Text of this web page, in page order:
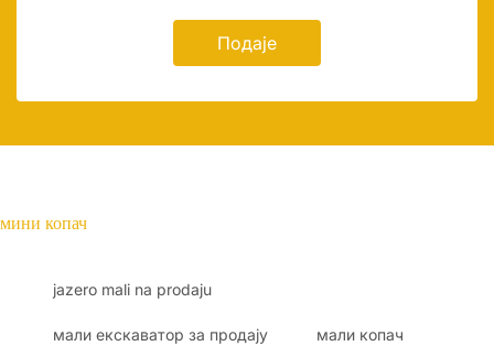
Подаје
мини копач
jazero mali na prodaju
мали екскаватор за продају мали копач